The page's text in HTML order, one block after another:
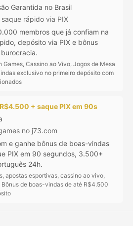
Garantida no Brasil
rápido via PIX
membros que já confiam na
depósito via PIX e bônus
Games, Cassino ao Vivo, Jogos de Mesa
exclusivo no primeiro depósito com
+ saque PIX em 90s
no j73.com
e ganhe bônus de boas-vindas
PIX em 90 segundos, 3.500+
24h.
apostas esportivas, cassino ao vivo,
Bônus de boas-vindas de até R$4.500